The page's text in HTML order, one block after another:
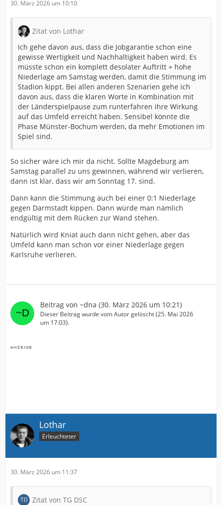
30. März 2026 um 10:10
Zitat von Lothar
Ich gehe davon aus, dass die Jobgarantie schon eine
gewisse Wertigkeit und Nachhaltigkeit haben wird. Es
müsste schon ein komplett desolater Auftritt + hohe
Niederlage am Samstag werden, damit die Stimmung im
Stadion kippt. Bei allen anderen Szenarien gehe ich
davon aus, dass die klaren Worte in Kombination mit
der Länderspielpause zum runterfahren ihre Wirkung
auf das Umfeld erreicht haben. Sensibel könnte die
Phase Münster-Bochum werden, da mehr Emotionen im
Spiel sind.
So sicher wäre ich mir da nicht. Sollte Magdeburg am
Samstag parallel zu uns gewinnen, während wir verlieren,
dann ist klar, dass wir am Sonntag 17. sind.
Dann kann die Stimmung auch bei einer 0:1 Niederlage
gegen Darmstadt kippen. Dann würde man nämlich
endgültig mit dem Rücken zur Wand stehen.
Natürlich wird Kniat auch dann nicht gehen, aber das
Umfeld kann man schon vor einer Niederlage gegen
Karlsruhe verlieren.
Beitrag von ~dna (30. März 2026 um 10:21)
Dieser Beitrag wurde vom Autor gelöscht (25. Mai 2026
um 17:03).
Lothar
Erleuchteter
30. März 2026 um 11:37
Zitat von TG DSC